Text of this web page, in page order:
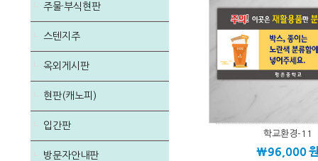
주물·부식현판
스텐지주
옥외게시판
현판(캐노피)
입간판
방문자안내판
학교환경-11
\96,000